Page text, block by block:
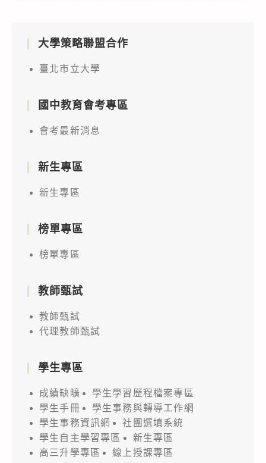
大學策略聯盟合作
臺北市立大學
國中教育會考專區
會考最新消息
新生專區
新生專區
榜單專區
榜單專區
教師甄試
教師甄試
代理教師甄試
學生專區
成績缺曠
學生學習歷程檔案專區
學生手冊
學生事務與轉導工作網
學生事務資訊網
社團選填系統
學生自主學習專區
新生專區
高三升學專區
線上授課專區